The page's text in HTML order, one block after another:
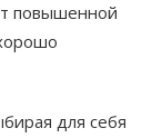
повышенной
для себя